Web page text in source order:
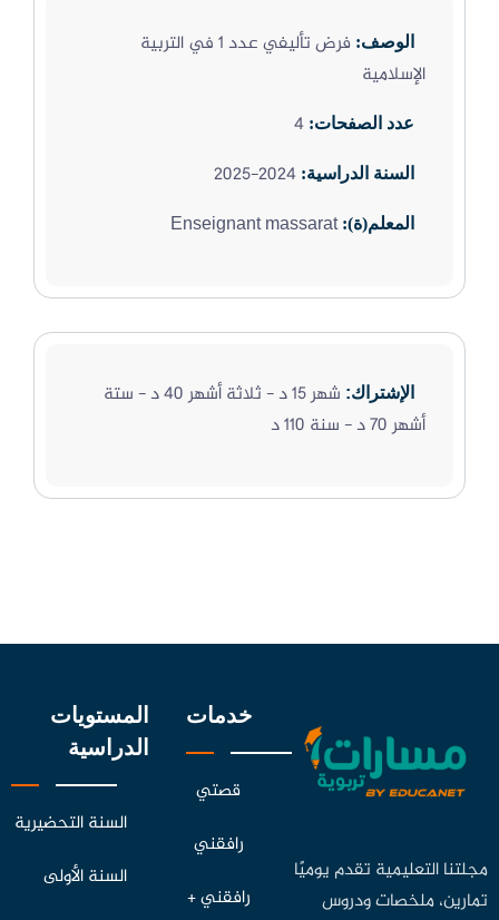
الوصف:
فرض تأليفي عدد 1 في التربية
الإسلامية
عدد الصفحات: 4
السنة الدراسية: 2024-2025
المعلم(ة):Enseignant massarat
الإشتراك:
شهر 15 د - ثلاثة أشهر 40 د - ستة
أشهر 70 د - سنة 110 د
مجلتنا التعليمية تقدم يوميًا
تمارين، ملخصات ودروس
خدمات
قصتي
رافقني
رافقني +
المستويات
الدراسية
السنة التحضيرية
السنة الأولى